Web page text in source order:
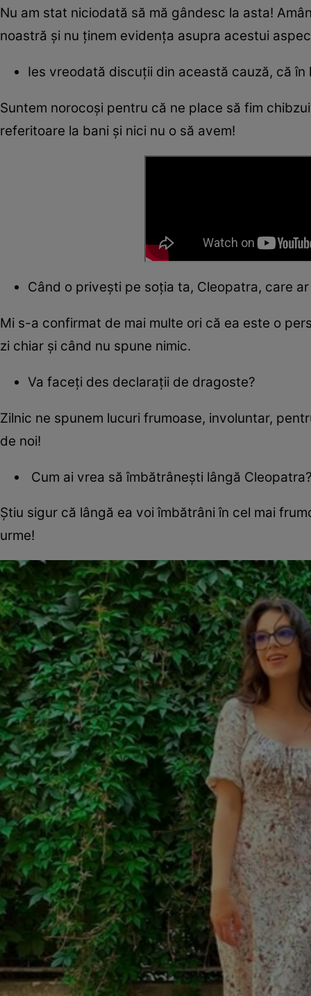
Nu am stat niciodată să mă gândesc la asta!
noastră și nu ținem evidența asupra acestui
Ies vreodată discuții din această cauză, că
Suntem norocoși pentru că ne place să fim
referitoare la bani și nici nu o să avem!
Când o privești pe soția ta, Cleopatra, care
Mi s-a confirmat de mai multe ori că ea este o
zi chiar și când nu spune nimic.
Va faceți des declarații de dragoste?
Zilnic ne spunem lucuri frumoase, involuntar,
de noi!
Cum ai vrea să îmbătrânești lângă
Știu sigur că lângă ea voi îmbătrâni în cel mai
urme!